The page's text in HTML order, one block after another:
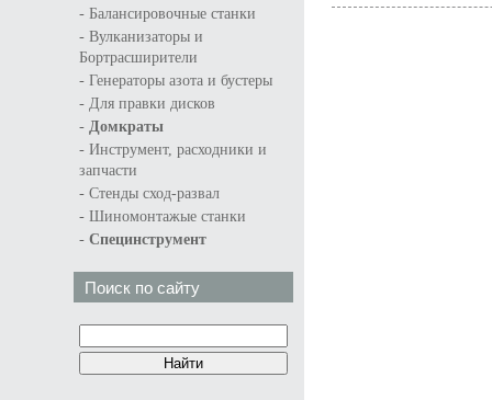
- Балансировочные станки
- Вулканизаторы и
Бортрасширители
- Генераторы азота и бустеры
- Для правки дисков
- Домкраты
- Инструмент, расходники и
запчасти
- Стенды сход-развал
- Шиномонтажые станки
- Специнструмент
Поиск по сайту